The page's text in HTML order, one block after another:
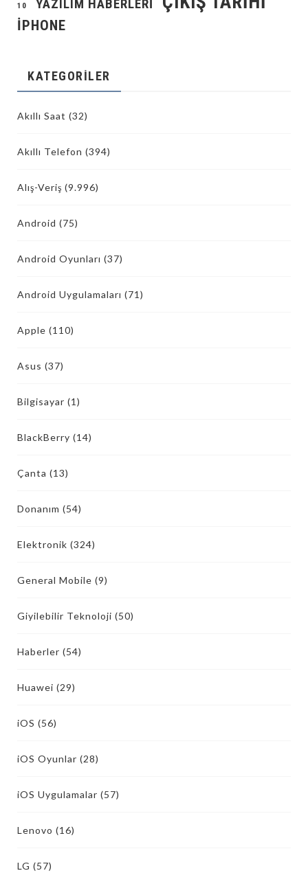
10 YAZILIM HABERLERI
İPHONE
KATEGORILER
Akıllı Saat (32)
Akıllı Telefon (394)
Alış-Veriş (9.996)
Android (75)
Android Oyunları (37)
Android Uygulamaları (71)
Apple (110)
Asus (37)
Bilgisayar (1)
BlackBerry (14)
Çanta (13)
Donanım (54)
Elektronik (324)
General Mobile (9)
Giyilebilir Teknoloji (50)
Haberler (54)
Huawei (29)
iOS (56)
iOS Oyunlar (28)
iOS Uygulamalar (57)
Lenovo (16)
LG (57)